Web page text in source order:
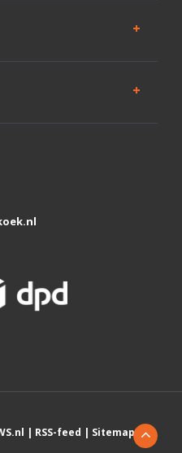
| RSS-feed | Sitemap